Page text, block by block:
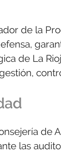
de la
de La
de
las